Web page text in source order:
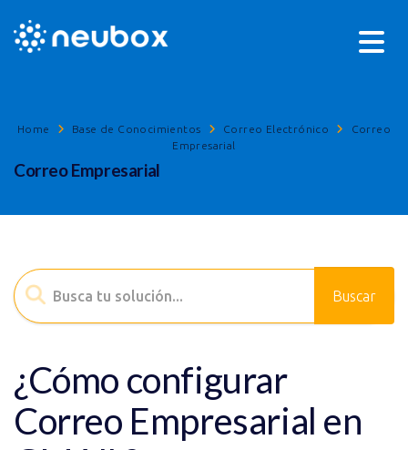
Home Base de Conocimientos Correo Electrónico
Correo
Empresarial
Correo Empresarial
¿Cómo configurar
Correo Empresarial en